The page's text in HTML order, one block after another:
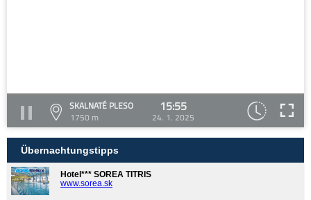
SKALNATÉ PLESO
1750 m
15:55
24. 1. 2025
Übernachtungstipps
Hotel*** SOREA TITRIS
www.sorea.sk